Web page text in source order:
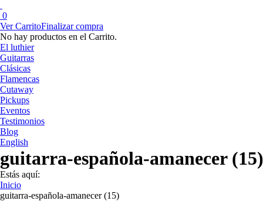
0
Ver CarritoFinalizar compra
No hay productos en el Carrito.
El luthier
Guitarras
Clásicas
Flamencas
Cutaway
Pickups
Eventos
Testimonios
Blog
English
guitarra-española-amanecer (15)
Estás aquí:
Inicio
guitarra-española-amanecer (15)